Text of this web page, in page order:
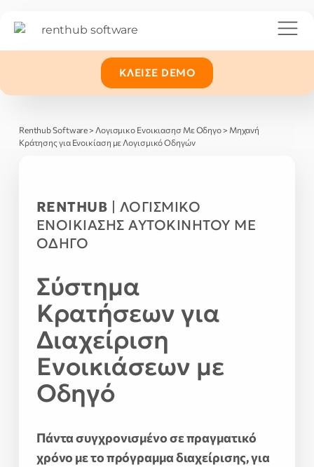
ΚΛΕΊΣΕ DEMO
Renthub Software> Λογισμικο Ενοικιασησ Με Οδηγο> Μηχανή
Κράτησης για Ενοικίαση με Λογισμικό Οδηγών
RENTHUB | ΛΟΓΙΣΜΙΚΌ
ΕΝΟΙΚΊΑΣΗΣ ΑΥΤΟΚΙΝΉΤΟΥ ΜΕ
ΟΔΗΓΌ
Σύστημα
Κρατήσεων για
Διαχείριση
Ενοικιάσεων με
Οδηγό
Πάντα συγχρονισμένο σε πραγματικό
χρόνο με το πρόγραμμα διαχείρισης, για